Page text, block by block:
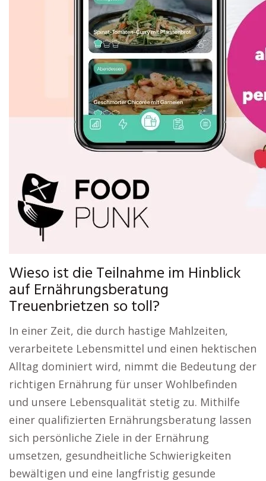
Wieso ist die Teilnahme im Hinblick
auf Ernährungsberatung
Treuenbrietzen so toll?
In einer Zeit, die durch hastige Mahlzeiten,
verarbeitete Lebensmittel und einen hektischen
Alltag dominiert wird, nimmt die Bedeutung der
richtigen Ernährung für unser Wohlbefinden
und unsere Lebensqualität stetig zu. Mithilfe
einer qualifizierten Ernährungsberatung lassen
sich persönliche Ziele in der Ernährung
umsetzen, gesundheitliche Schwierigkeiten
bewältigen und eine langfristig gesunde